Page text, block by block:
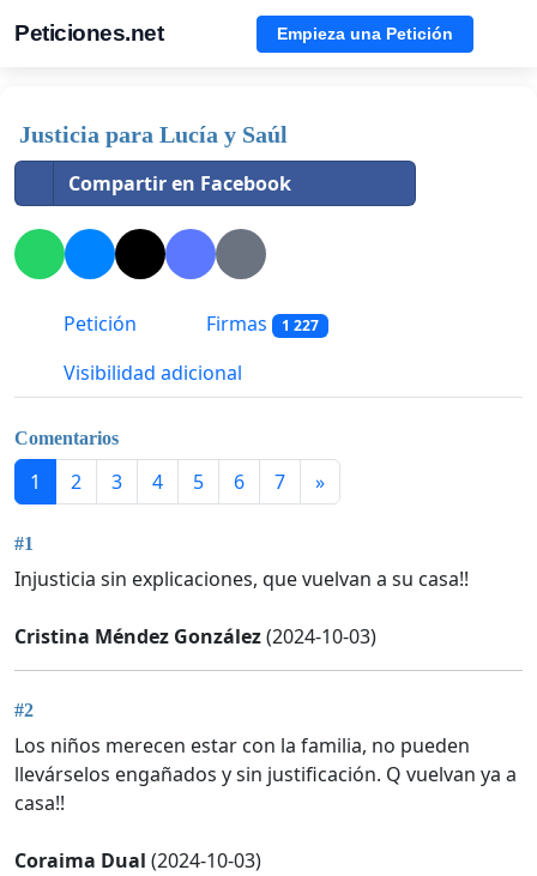
Peticiones.net Empieza una Petición
Justicia para Lucía y Saúl
Compartir en Facebook
Petición Firmas 1 227
Visibilidad adicional
Comentarios
1 2 3 4 5 6 7 »
#1
Injusticia sin explicaciones, que vuelvan a su casa!!
Cristina Méndez González(2024-10-03)
#2
Los niños merecen estar con la familia, no pueden
llevárselos engañados y sin justificación. Q vuelvan ya a
casa!!
Coraima Dual (2024-10-03)